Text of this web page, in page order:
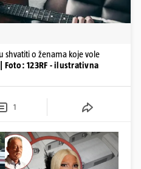
shvatiti o ženama koje vole
| Foto: 123RF - ilustrativna
1